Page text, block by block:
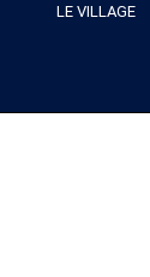
LE VILLAGE